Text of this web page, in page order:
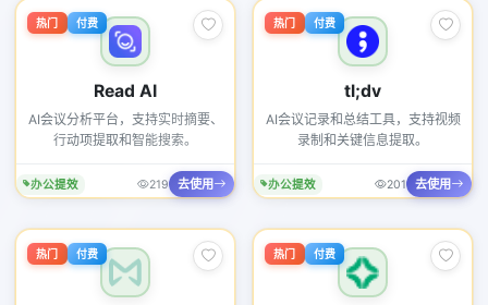
热门 付费
Read AI
AI会议分析平台，支持实时摘要、
行动项提取和智能搜索。
办公提效 219 去使用
热门 付费
tl;dv
AI会议记录和总结工具，支持视频
录制和关键信息提取。
办公提效 201 去使用
热门 付费 热门 付费